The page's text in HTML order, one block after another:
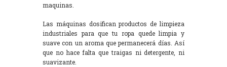
maquinas.
Las máquinas dosifican productos de limpieza
industriales para que tu ropa quede limpia y
suave con un aroma que permanecerá días. Así
que no hace falta que traigas ni detergente, ni
suavizante.